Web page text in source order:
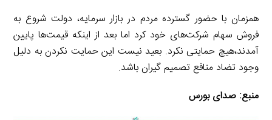
همزمان با حضور گسترده مردم در بازار سرمایه، دولت شروع به
فروش سهام شرکت‌های خود کرد اما بعد از اینکه قیمت‌ها پایین
آمدند،هیچ حمایتی نکرد. بعید نیست این حمایت نکردن به دلیل
وجود تضاد منافع تصمیم گیران باشد.
منبع: صدای بورس